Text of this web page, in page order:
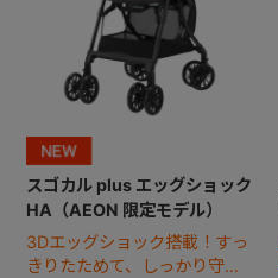
スゴカル plus エッグショック
HA（AEON 限定モデル）
3Dエッグショック搭載！すっ
きりたためて、しっかり守れ